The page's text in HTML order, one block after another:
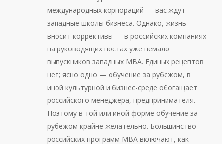
международных корпораций — вас ждут
западные школы бизнеса. Однако, жизнь
вносит коррективы — в российских компаниях
на руководящих постах уже немало
выпускников западных МВА. Единых рецептов
нет; ясно одно — обучение за рубежом, в
иной культурной и бизнес-среде обогащает
российского менеджера, предпринимателя.
Поэтому в той или иной форме обучение за
рубежом крайне желательно. Большинство
российских программ МВА включают, как